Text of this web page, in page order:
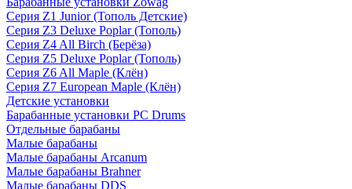
Серия Z1 Junior (Тополь Детские)
Серия Z3 Deluxe Poplar (Тополь)
Серия Z4 All Birch (Берёза)
Серия Z5 Deluxe Poplar (Тополь)
Серия Z6 All Maple (Клён)
Серия Z7 European Maple (Клён)
Детские установки
Барабанные установки PC Drums
Отдельные барабаны
Малые барабаны
Малые барабаны Arcanum
Малые барабаны Brahner
Малые барабаны DDS